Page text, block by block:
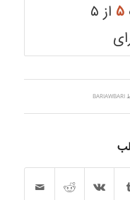
۵ از ۵
BARIAWBARI